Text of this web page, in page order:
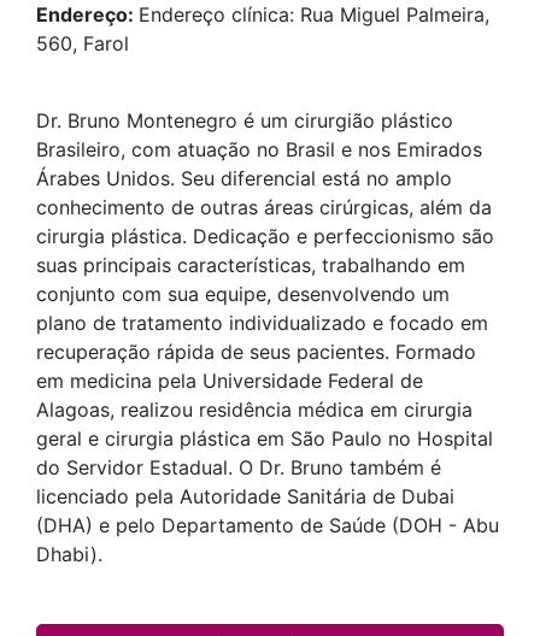
Endereço: Endereço clínica: Rua Miguel Palmeira,
560, Farol
Dr. Bruno Montenegro é um cirurgião plástico
Brasileiro, com atuação no Brasil e nos Emirados
Árabes Unidos. Seu diferencial está no amplo
conhecimento de outras áreas cirúrgicas, além da
cirurgia plástica. Dedicação e perfeccionismo são
suas principais características, trabalhando em
conjunto com sua equipe, desenvolvendo um
plano de tratamento individualizado e focado em
recuperação rápida de seus pacientes. Formado
em medicina pela Universidade Federal de
Alagoas, realizou residência médica em cirurgia
geral e cirurgia plástica em São Paulo no Hospital
do Servidor Estadual. O Dr. Bruno também é
licenciado pela Autoridade Sanitária de Dubai
(DHA) e pelo Departamento de Saúde (DOH - Abu
Dhabi).